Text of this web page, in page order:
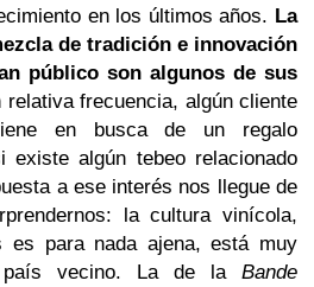
en los últimos años. La
de tradición e innovación
público son algunos de sus
relativa frecuencia, algún cliente
en busca de un regalo
existe algún tebeo relacionado
a ese interés nos llegue de
la cultura vinícola,
es para nada ajena, está muy
país vecino. La de la Bande